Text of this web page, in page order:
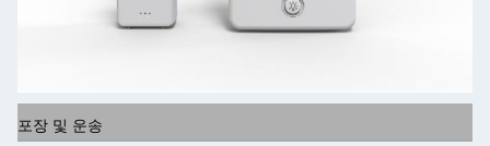
포장 및 운송